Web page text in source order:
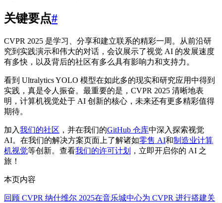
关键要点#
CVPR 2025 是学习、分享和建立联系的精彩一周。从前沿研
究到实践演示和伟大的对话，会议展示了视觉 AI 的发展速度
有多快，以及背后的社区有多么具有影响力和支持力。
看到 Ultralytics YOLO 模型在如此多的现实和研究应用中得到
实践，真是令人振奋。最重要的是，CVPR 2025 清晰地表
明，计算机视觉处于 AI 创新的核心，未来还有更多精彩值得
期待。
加入我们的社区 ，并在我们的GitHub 仓库中深入探索视觉
AI。在我们的解决方案页面上了解诸如零售 AI和制造业计算
机视觉等创新。查看我们的许可计划
，立即开启你的 AI 之
旅！
本页内容
回顾 CVPR 纳什维尔 2025在音乐城中心为 CVPR 进行搭建关